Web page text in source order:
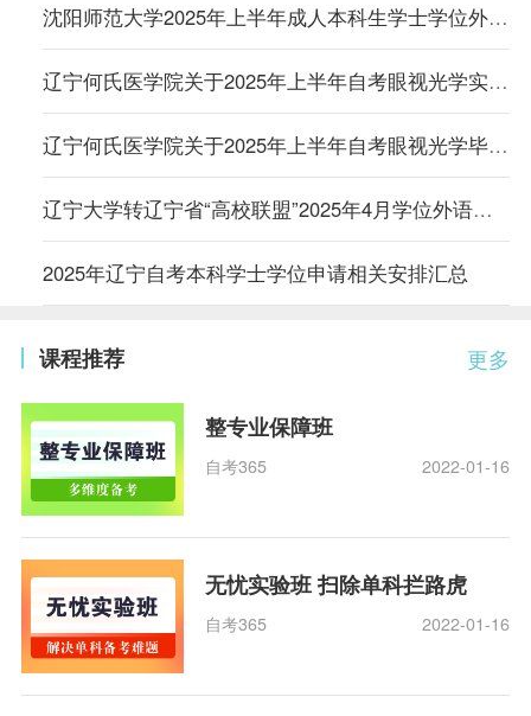
沈阳师范大学2025年上半年成人本科生学士学位外语考试预报名通知
辽宁何氏医学院关于2025年上半年自考眼视光学实践环节考核的工作安排通知
辽宁何氏医学院关于2025年上半年自考眼视光学毕业论文答辩的工作安排通知
辽宁大学转辽宁省“高校联盟”2025年4月学位外语考试报名须知
2025年辽宁自考本科学士学位申请相关安排汇总
更多
课程推荐
整专业保障班
自考365 2022-01-16
无忧实验班 扫除单科拦路虎
自考365 2022-01-16